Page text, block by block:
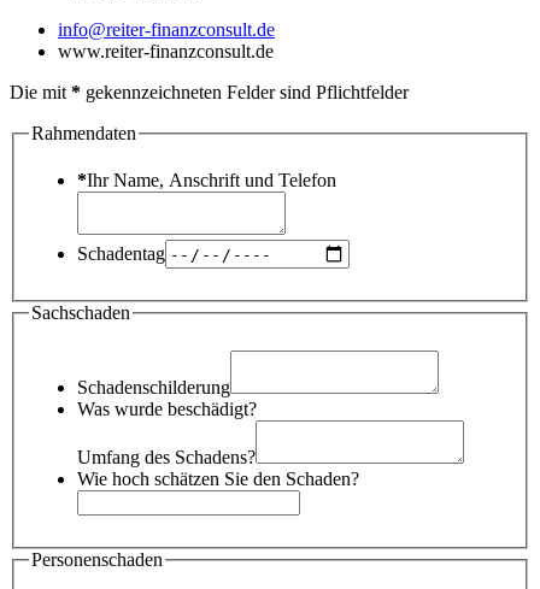
info@reiter-finanzconsult.de
www.reiter-finanzconsult.de
Die mit * gekennzeichneten Felder sind Pflichtfelder
Rahmendaten
*Ihr Name, Anschrift und Telefon
Schadentag
Sachschaden
Schadenschilderung
Was wurde beschädigt?
Umfang des Schadens?
Wie hoch schätzen Sie den Schaden?
Personenschaden